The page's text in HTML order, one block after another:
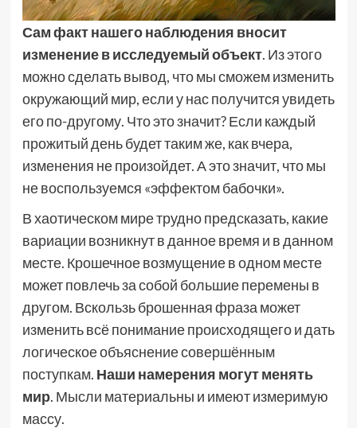
Сам факт нашего наблюдения вносит
изменение в исследуемый объект. Из этого
можно сделать вывод, что мы сможем изменить
окружающий мир, если у нас получится увидеть
его по-другому. Что это значит? Если каждый
прожитый день будет таким же, как вчера,
изменения не произойдет. А это значит, что мы
не воспользуемся «эффектом бабочки».
В хаотическом мире трудно предсказать, какие
вариации возникнут в данное время и в данном
месте. Крошечное возмущение в одном месте
может повлечь за собой большие перемены в
другом. Вскользь брошенная фраза может
изменить всё понимание происходящего и дать
логическое объяснение совершённым
поступкам. Наши намерения могут менять
мир. Мысли материальны и имеют измеримую
массу.